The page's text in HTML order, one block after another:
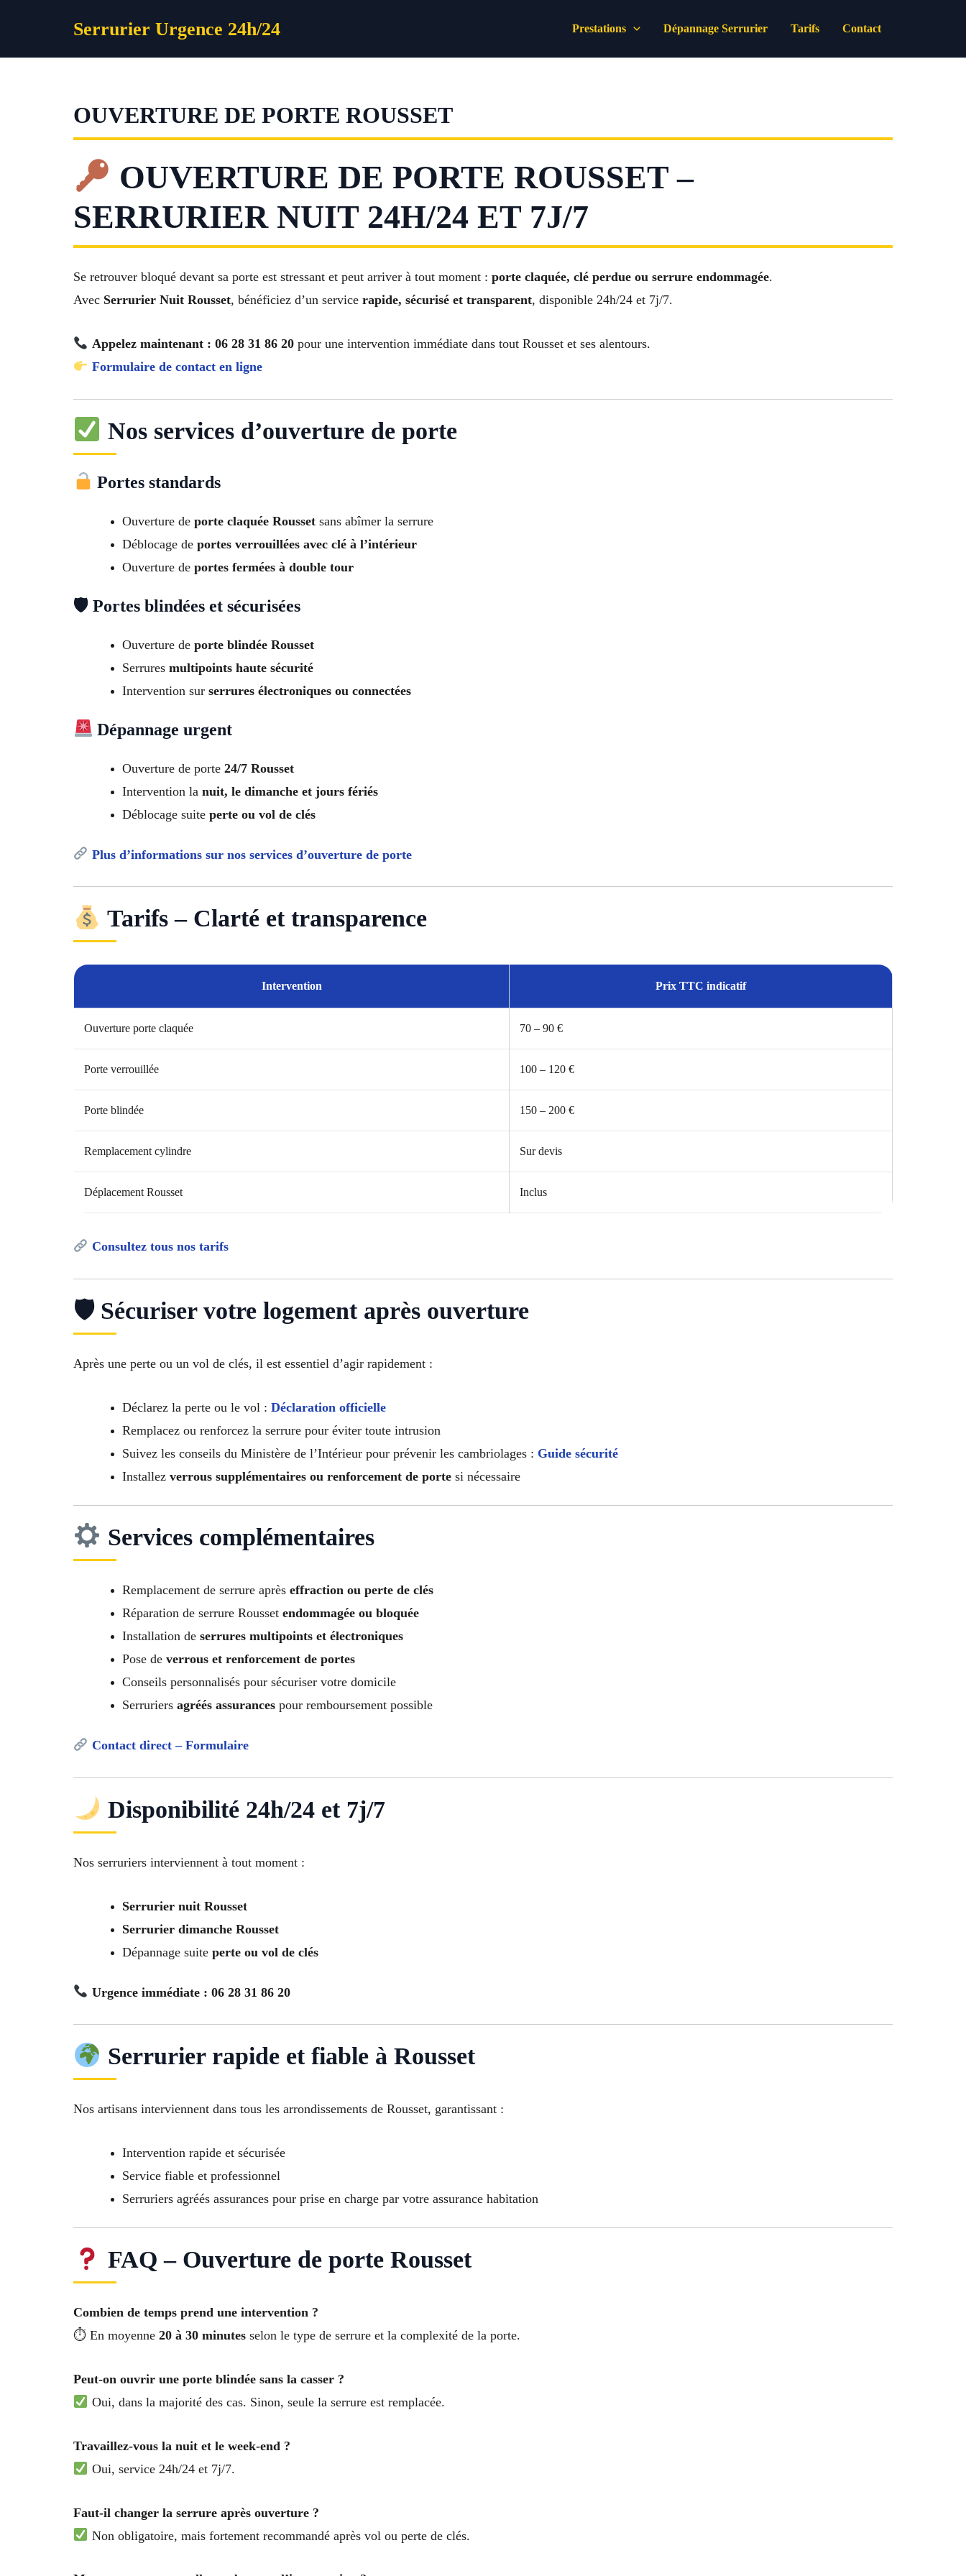
Serrurier Urgence 24h/24 Prestations Dépannage Serrurier Tarifs Contact
OUVERTURE DE PORTE ROUSSET
OUVERTURE DE PORTE ROUSSET –
SERRURIER NUIT 24H/24 ET 7J/7
Se retrouver bloqué devant sa porte est stressant et peut arriver à tout moment : porte claquée, clé perdue ou serrure endommagée.
Avec Serrurier Nuit Rousset, bénéficiez d’un service rapide, sécurisé et transparent, disponible 24h/24 et 7j/7.
Appelez maintenant : 06 28 31 86 20pour une intervention immédiate dans tout Rousset et ses alentours.
Formulaire de contact en ligne
Nos services d’ouverture de porte
Portes standards
Ouverture de porte claquée Rousset sans abîmer la serrure
Déblocage de portes verrouillées avec clé à l’intérieur
Ouverture de portes fermées à double tour
🛡 Portes blindées et sécurisées
Ouverture de porte blindée Rousset
Serrures multipoints haute sécurité
Intervention sur serrures électroniques ou connectées
Dépannage urgent
Ouverture de porte 24/7 Rousset
Intervention la nuit, le dimanche et jours fériés
Déblocage suite perte ou vol de clés
Plus d’informations sur nos services d’ouverture de porte
Tarifs – Clarté et transparence
Intervention Prix TTC indicatif
Ouverture porte claquée 70 – 90 €
Porte verrouillée 100 – 120 €
Porte blindée 150 – 200 €
Remplacement cylindre Sur devis
Déplacement Rousset Inclus
Consultez tous nos tarifs
🛡 Sécuriser votre logement après ouverture
Après une perte ou un vol de clés, il est essentiel d’agir rapidement :
Déclarez la perte ou le vol : Déclaration officielle
Remplacez ou renforcez la serrure pour éviter toute intrusion
Suivez les conseils du Ministère de l’Intérieur pour prévenir les cambriolages : Guide sécurité
Installez verrous supplémentaires ou renforcement de porte si nécessaire
Services complémentaires
Remplacement de serrure après effraction ou perte de clés
Réparation de serrure Rousset endommagée ou bloquée
Installation de serrures multipoints et électroniques
Pose de verrous et renforcement de portes
Conseils personnalisés pour sécuriser votre domicile
Serruriers agréés assurances pour remboursement possible
Contact direct – Formulaire
Disponibilité 24h/24 et 7j/7
Nos serruriers interviennent à tout moment :
Serrurier nuit Rousset
Serrurier dimanche Rousset
Dépannage suite perte ou vol de clés
Urgence immédiate : 06 28 31 86 20
Serrurier rapide et fiable à Rousset
Nos artisans interviennent dans tous les arrondissements de Rousset, garantissant :
Intervention rapide et sécurisée
Service fiable et professionnel
Serruriers agréés assurances pour prise en charge par votre assurance habitation
FAQ – Ouverture de porte Rousset
Combien de temps prend une intervention ?
⏱ En moyenne 20 à 30 minutes selon le type de serrure et la complexité de la porte.
Peut-on ouvrir une porte blindée sans la casser ?
Oui, dans la majorité des cas. Sinon, seule la serrure est remplacée.
Travaillez-vous la nuit et le week-end ?
Oui, service 24h/24 et 7j/7.
Faut-il changer la serrure après ouverture ?
Non obligatoire, mais fortement recommandé après vol ou perte de clés.